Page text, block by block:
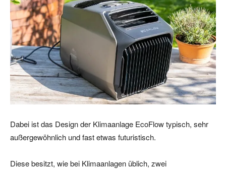
Dabei ist das Design der Klimaanlage EcoFlow typisch, sehr
außergewöhnlich und fast etwas futuristisch.
Diese besitzt, wie bei Klimaanlagen üblich, zwei